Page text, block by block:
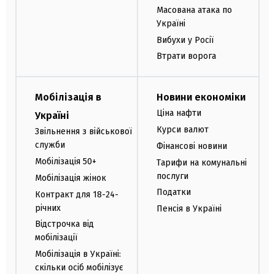
Масована атака по
Україні
Вибухи у Росії
Втрати ворога
Мобілізація в
Україні
Звільнення з військової
служби
Мобілізація 50+
Мобілізація жінок
Контракт для 18-24-
річних
Відстрочка від
мобілізації
Мобілізація в Україні:
скільки осіб мобілізує
Новини економіки
Ціна нафти
Курси валют
Фінансові новини
Тарифи на комунальні
послуги
Податки
Пенсія в Україні